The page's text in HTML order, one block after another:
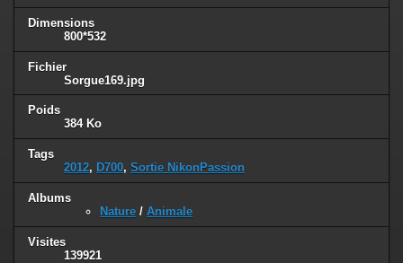
Dimensions
800*532
Fichier
Sorgue169.jpg
Poids
384 Ko
Tags
2012, D700, Sortie NikonPassion
Albums
Nature / Animale
Visites
139921